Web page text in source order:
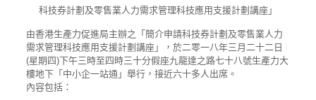
科技券計劃及零售業人力需求管理科技應用支援計劃講座」
由香港生產力促進局主辦之「簡介申請科技券計劃及零售業人力
需求管理科技應用支援計劃講座」，於二零一八年三月二十二日
(星期四)下午三時至四時三十分假座九龍達之路七十八號生產力大
樓地下「中小企一站通」舉行，接近六十多人出席。
內容包括：